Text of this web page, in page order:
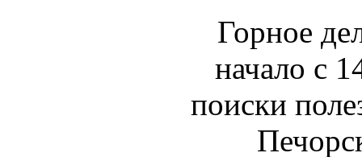
Горное
начало с
поиски